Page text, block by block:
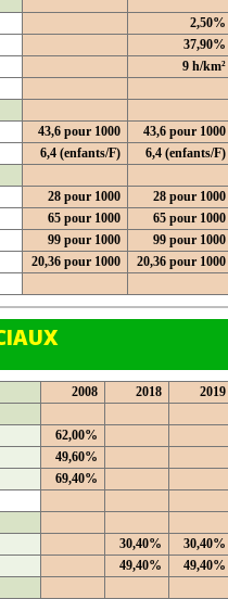
2,50%
37,90%
9 h/km²
43,6 pour 1000
43,6 pour 1000
6,4 (enfants/F)
6,4 (enfants/F)
28 pour 1000
28 pour 1000
65 pour 1000
65 pour 1000
99 pour 1000
99 pour 1000
20,36 pour 1000
20,36 pour 1000
2008 2018
2019
62,00%
49,60%
69,40%
30,40%
30,40%
49,40%
49,40%